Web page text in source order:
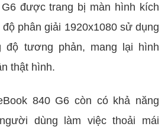
được trang bị màn hình kích
phân giải 1920x1080 sử dụng
độ tương phản, mang lại hình
thật hình.
840 G6 còn có khả năng
dùng làm việc thoải mái